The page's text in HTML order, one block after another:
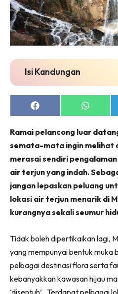
Isi Kandungan
Share
on
Share
on
Ramai pelancong luar
semata-mata ingin melihat
merasai sendiri
air terjun yang indah.
jangan lepaskan peluang
lokasi air terjun menarik di
kurangnya sekali seumur
Tidak boleh dipertikaikan lagi,
yang mempunyai bentuk muka
pelbagai destinasi flora serta
kebanyakkan kawasan hijau
‘disentuh’. Terdapat pelbagai